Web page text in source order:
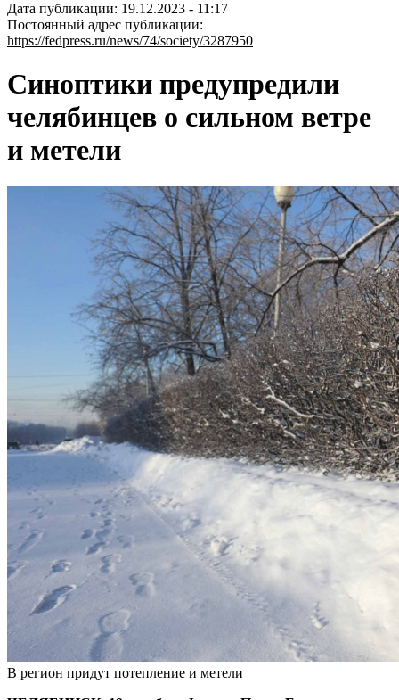
Дата публикации: 19.12.2023 - 11:17
Постоянный адрес публикации:
https://fedpress.ru/news/74/society/3287950
Синоптики предупредили
челябинцев о сильном ветре
и метели
В регион придут потепление и метели